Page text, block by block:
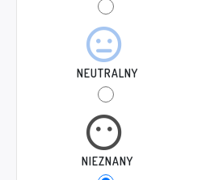
NEUTRALNY
NIEZNANY